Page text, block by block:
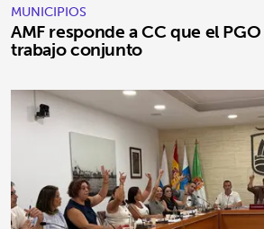
MUNICIPIOS
AMF responde a CC que el
trabajo conjunto